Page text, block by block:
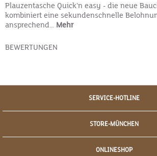
Plauzentasche Quick'n easy - die neue
kombiniert eine sekundenschnelle
ansprechend… Mehr
BEWERTUNGEN
SERVICE-HOTLINE
STORE-MÜNCHEN
ONLINESHOP